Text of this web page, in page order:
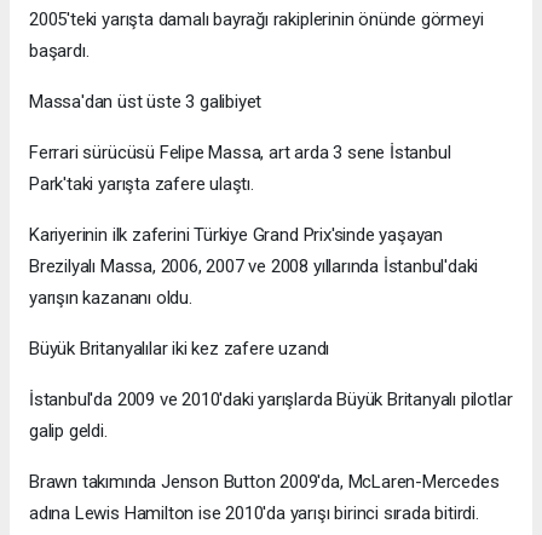
2005'teki yarışta damalı bayrağı rakiplerinin önünde görmeyi
başardı.
Massa'dan üst üste 3 galibiyet
Ferrari sürücüsü Felipe Massa, art arda 3 sene İstanbul
Park'taki yarışta zafere ulaştı.
Kariyerinin ilk zaferini Türkiye Grand Prix'sinde yaşayan
Brezilyalı Massa, 2006, 2007 ve 2008 yıllarında İstanbul'daki
yarışın kazananı oldu.
Büyük Britanyalılar iki kez zafere uzandı
İstanbul'da 2009 ve 2010'daki yarışlarda Büyük Britanyalı pilotlar
galip geldi.
Brawn takımında Jenson Button 2009'da, McLaren-Mercedes
adına Lewis Hamilton ise 2010'da yarışı birinci sırada bitirdi.